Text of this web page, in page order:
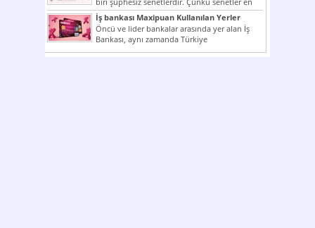
çok kullanılan ödeme araçlarıdır. Taksitler...
İş bankası Maxipuan Kullanılan Yerler
Öncü ve lider bankalar arasında yer alan İş
Bankası, aynı zamanda Türkiye
Cumhuriyeti’nin ilk milli...